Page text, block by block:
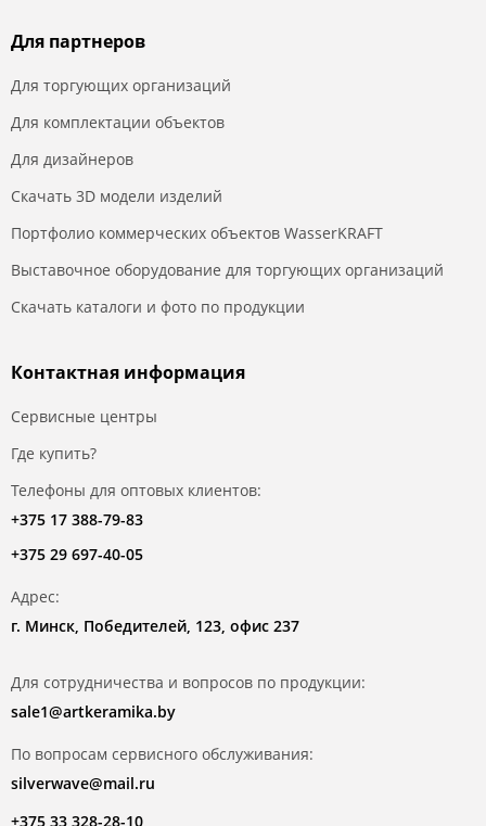
Для партнеров
Для торгующих организаций
Для комплектации объектов
Для дизайнеров
Скачать 3D модели изделий
Портфолио коммерческих объектов WasserKRAFT
Выставочное оборудование для торгующих организаций
Скачать каталоги и фото по продукции
Контактная информация
Сервисные центры
Где купить?
Телефоны для оптовых клиентов:
+375 17 388-79-83
+375 29 697-40-05
Адрес:
г. Минск, Победителей, 123, офис 237
Для сотрудничества и вопросов по продукции:
sale1@artkeramika.by
По вопросам сервисного обслуживания:
silverwave@mail.ru
+375 33 328-28-10